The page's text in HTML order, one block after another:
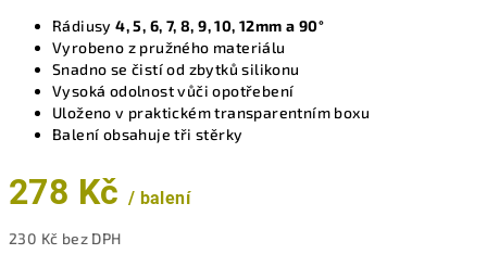
Rádiusy4, 5, 6, 7, 8, 9, 10, 12mm a 90°
Vyrobeno z pružného materiálu
Snadno se čistí od zbytků silikonu
Vysoká odolnost vůči opotřebení
Uloženo v praktickém transparentním boxu
Balení obsahuje tři stěrky
278 Kč / balení
230 Kč bez DPH